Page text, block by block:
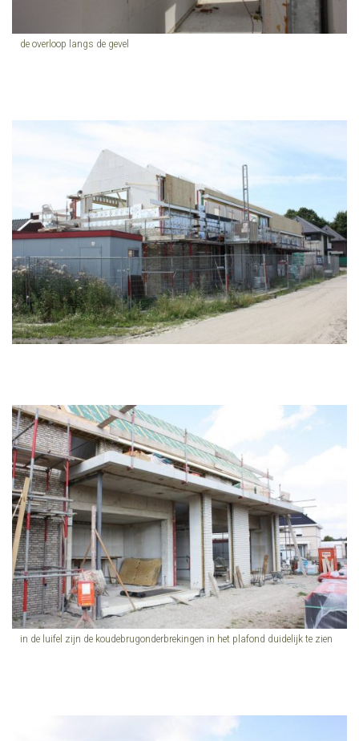
de overloop langs de gevel
in de luifel zijn de koudebrugonderbrekingen in het plafond duidelijk te zien